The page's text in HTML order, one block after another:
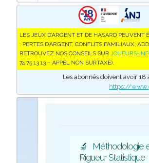
LES JEUX D’ARGENT ET DE HASARD PEUVENT
: PERTES D’ARGENT, CONFLITS FAMILIAUX,
RETROUVEZ NOS CONSEILS SUR JOUEURS-
74 75 13 13 – APPEL NON SURTAXÉ).
Les abonnés doivent avoir 18
https://
🔬
Méthodologie
Rigueur Statistique